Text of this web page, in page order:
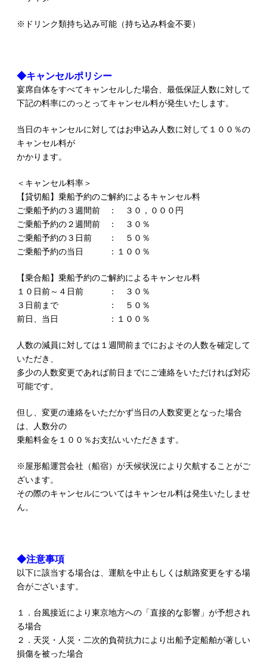
※ドリンク類持ち込み可能（持ち込み料金不要）
◆キャンセルポリシー
宴席自体をすべてキャンセルした場合、最低保証人数に対して
下記の料率にのっとってキャンセル料が発生いたします。
当日のキャンセルに対してはお申込み人数に対して１００％の
キャンセル料が
かかります。
＜キャンセル料率＞
【貸切船】乗船予約のご解約によるキャンセル料
ご乗船予約の３週間前 ： ３０，０００円
ご乗船予約の２週間前 ： ３０％
ご乗船予約の３日前 ： ５０％
ご乗船予約の当日 ：１００％
【乗合船】乗船予約のご解約によるキャンセル料
１０日前～４日前 ： ３０％
３日前まで ： ５０％
前日、当日 ：１００％
人数の減員に対しては１週間前までにおよその人数を確定して
いただき、
多少の人数変更であれば前日までにご連絡をいただければ対応
可能です。
但し、変更の連絡をいただかず当日の人数変更となった場合
は、人数分の
乗船料金を１００％お支払いいただきます。
※屋形船運営会社（船宿）が天候状況により欠航することがご
ざいます。
その際のキャンセルについてはキャンセル料は発生いたしませ
ん。
◆注意事項
以下に該当する場合は、運航を中止もしくは航路変更をする場
合がございます。
１．台風接近により東京地方への「直接的な影響」が予想され
る場合
２．天災・人災・二次的負荷抗力により出船予定船舶が著しい
損傷を被った場合